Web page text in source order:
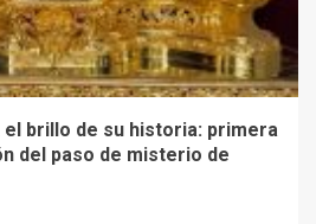
brillo de su historia: primera
del paso de misterio de